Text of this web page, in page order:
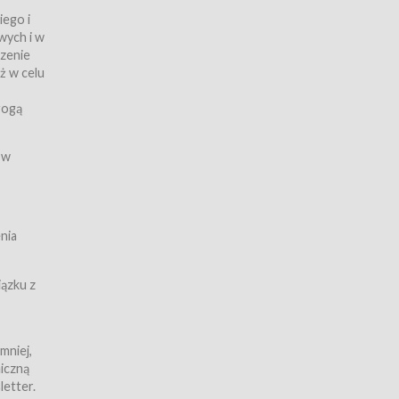
z
i
i w
w celu
z